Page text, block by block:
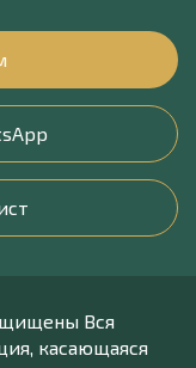
Вся
касающаяся